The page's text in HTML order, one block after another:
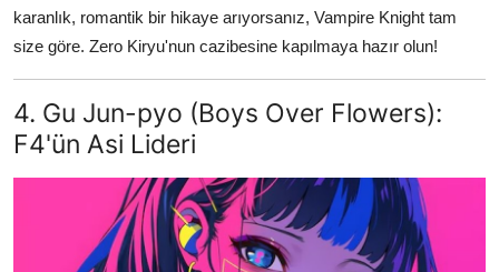
karanlık, romantik bir hikaye arıyorsanız, Vampire Knight tam
size göre. Zero Kiryu'nun cazibesine kapılmaya hazır olun!
4. Gu Jun-pyo (Boys Over Flowers):
F4'ün Asi Lideri